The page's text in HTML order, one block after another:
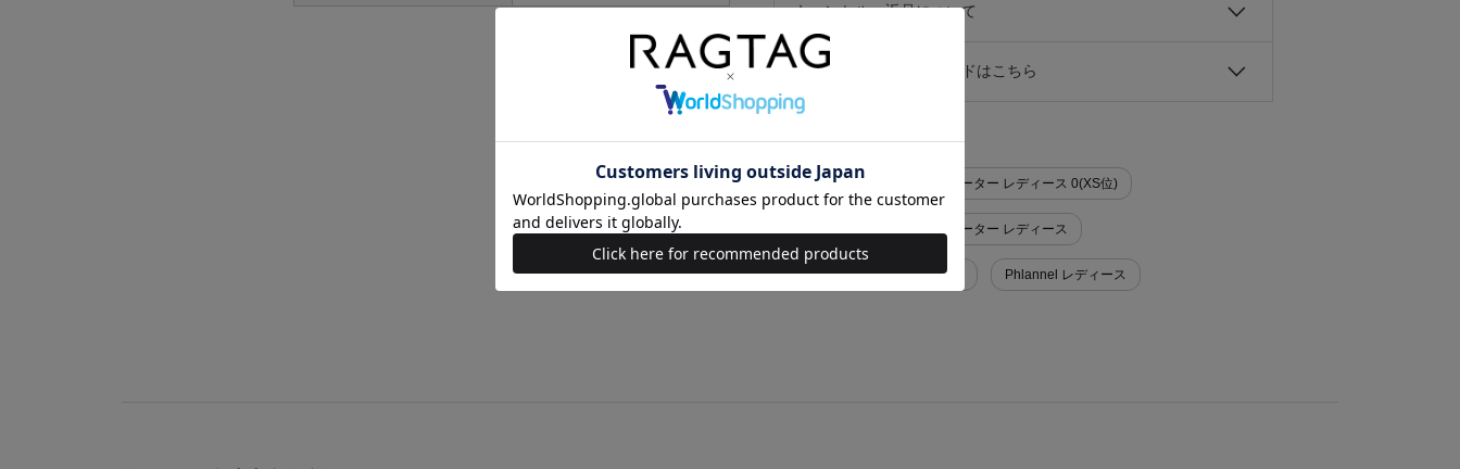
キャンセル・返品について
お買い物時のご利用ガイドはこちら
Phlannel ニット>ニット・セーター レディース 0(XS位)
Phlannel ニット>ニット・セーター レディース
Phlannel レディース 0(XS位) Phlannel レディース